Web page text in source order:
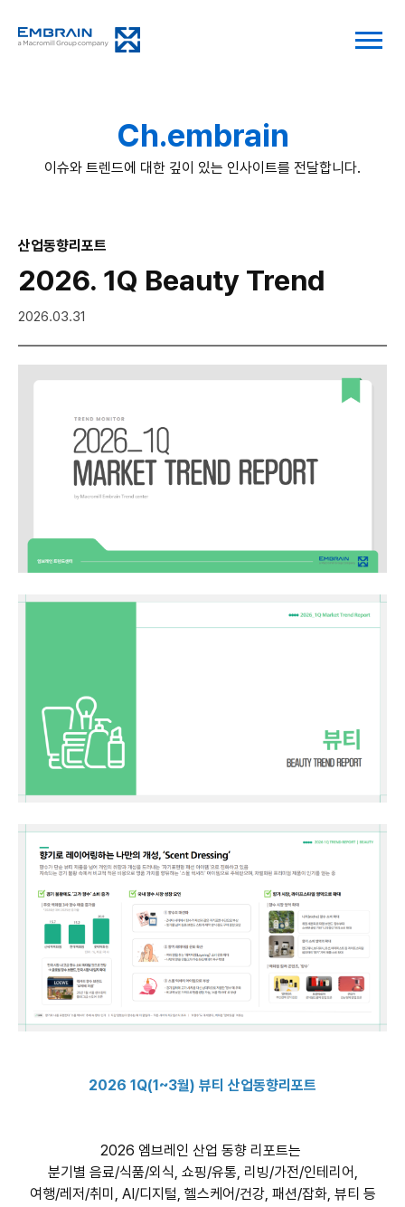
Ch.embrain
이슈와 트렌드에 대한 깊이 있는 인사이트를 전달합니다.
산업동향리포트
2026. 1Q Beauty Trend
2026.03.31
2026 1Q(1~3월) 뷰티 산업동향리포트
2026 엠브레인 산업 동향 리포트는
분기별 음료/식품/외식, 쇼핑/유통, 리빙/가전/인테리어,
여행/레저/취미, AI/디지털, 헬스케어/건강, 패션/잡화, 뷰티 등